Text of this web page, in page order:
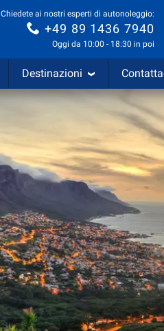
Chiedete ai nostri esperti di autonoleggio:
+49 89 1436 7940
Oggi da 10:00 - 18:30 in poi
Destinazioni